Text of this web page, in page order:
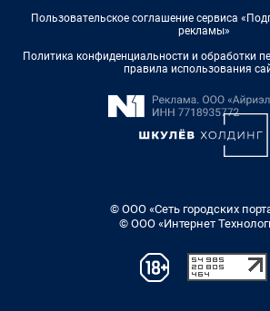
Пользовательское соглашение сервиса
рекламы»
Политика конфиденциальности и обработки
правила использования
© ООО «Сеть городских
© ООО «Интернет